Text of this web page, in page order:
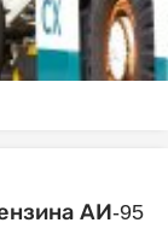
АИ-95